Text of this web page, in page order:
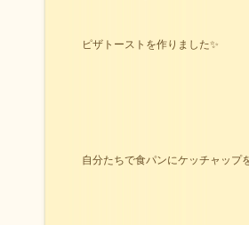
ピザトーストを作りました✨
自分たちで食パンにケッチャッ